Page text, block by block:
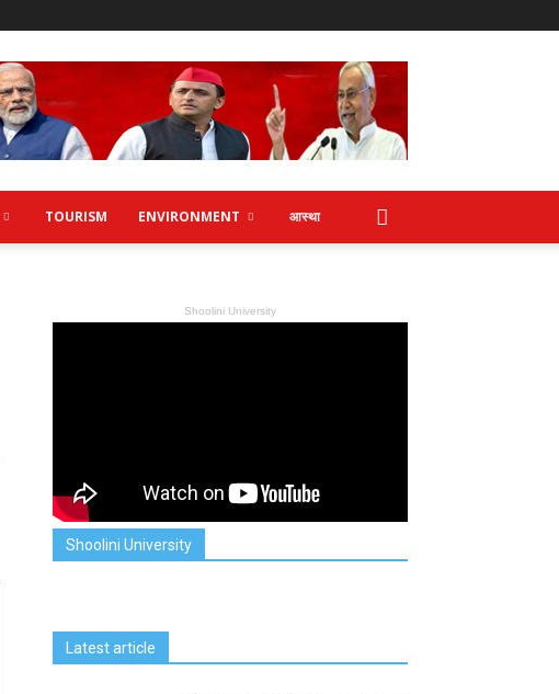
TOURISM ENVIRONMENT आस्था
Shoolini University
Shoolini University
Latest article